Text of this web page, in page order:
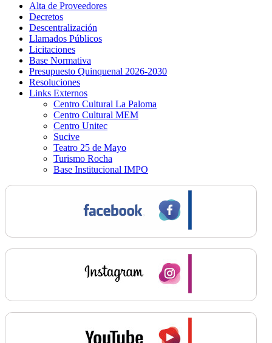
Alta de Proveedores
Decretos
Descentralización
Llamados Públicos
Licitaciones
Base Normativa
Presupuesto Quinquenal 2026-2030
Resoluciones
Links Externos
Centro Cultural La Paloma
Centro Cultural MEM
Centro Unitec
Sucive
Teatro 25 de Mayo
Turismo Rocha
Base Institucional IMPO